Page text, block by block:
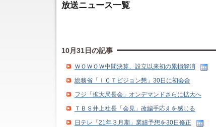
放送ニュース一覧
10月31日の記事
ＷＯＷＯＷ中間決算、設立以来初の累損解消
総務省「ＩＣＴビジョン懇」30日に初会合
フジ「拡大局長会」オンデマンドさらに拡大へ
ＴＢＳ井上社長「会見」改編手応えを感じる
日テレ「21年３月期」業績予想を30日修正